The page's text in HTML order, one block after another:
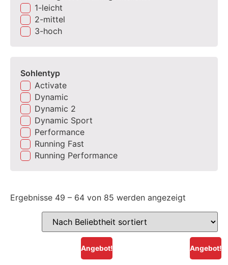
1-leicht
2-mittel
3-hoch
Sohlentyp
Activate
Dynamic
Dynamic 2
Dynamic Sport
Performance
Running Fast
Running Performance
Ergebnisse 49 – 64 von 85 werden angezeigt
Angebot! Angebot!